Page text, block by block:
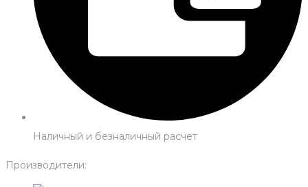
Наличный и безналичный расчет
Производители: